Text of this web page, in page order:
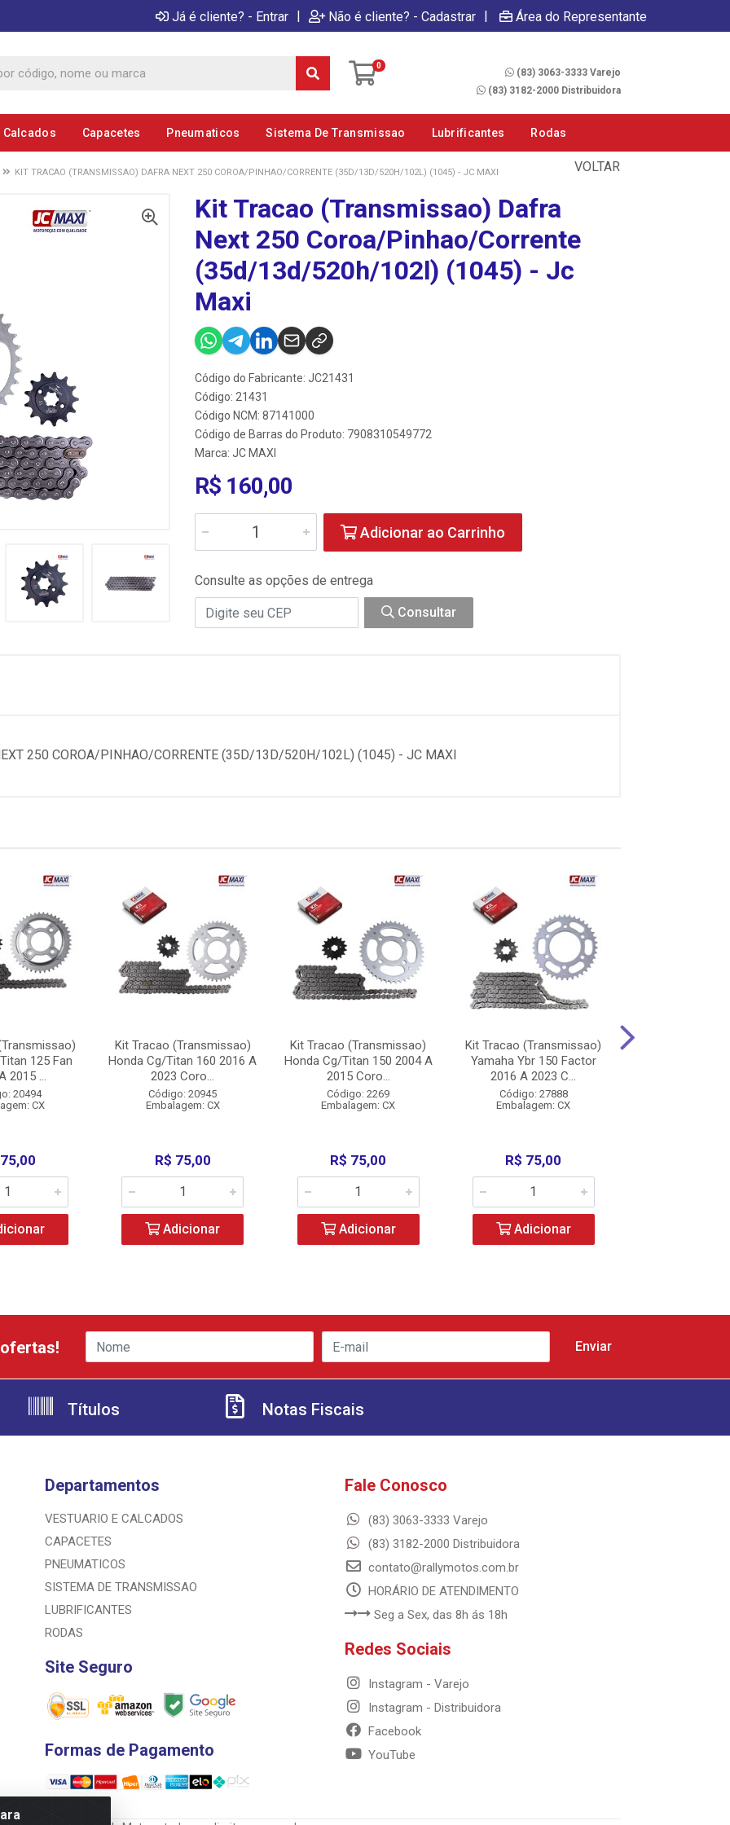
Já é cliente? - Entrar | Não é cliente? - Cadastrar | Área do Representante
0
(83) 3063-3333 Varejo
(83) 3182-2000 Distribuidora
Calcados Capacetes Pneumaticos Sistema De Transmissao Lubrificantes Rodas
VOLTAR
KIT TRACAO (TRANSMISSAO) DAFRA NEXT 250 COROA/PINHAO/CORRENTE (35D/13D/520H/102L) (1045) - JC MAXI
Kit Tracao (Transmissao) Dafra
Next 250 Coroa/Pinhao/Corrente
(35d/13d/520h/102l) (1045) - Jc
Maxi
Código do Fabricante: JC21431
Código: 21431
Código NCM: 87141000
Código de Barras do Produto: 7908310549772
Marca: JC MAXI
R$ 160,00
Adicionar ao Carrinho
Consulte as opções de entrega
Consultar
250 COROA/PINHAO/CORRENTE (35D/13D/520H/102L) (1045) - JC MAXI
125 Fan
2015 ...
20494
CX
Kit Tracao (Transmissao)
Honda Cg/Titan 160 2016 A
2023 Coro...
Código: 20945
Embalagem: CX
R$ 75,00
Adicionar
Kit Tracao (Transmissao)
Honda Cg/Titan 150 2004 A
2015 Coro...
Código: 2269
Embalagem: CX
R$ 75,00
Adicionar
Kit Tracao (Transmissao)
Yamaha Ybr 150 Factor
2016 A 2023 C...
Código: 27888
Embalagem: CX
R$ 75,00
Adicionar
Títulos Notas Fiscais
Departamentos
VESTUARIO E CALCADOS
CAPACETES
PNEUMATICOS
SISTEMA DE TRANSMISSAO
LUBRIFICANTES
RODAS
Site Seguro
Formas de Pagamento
Fale Conosco
(83) 3063-3333 Varejo
(83) 3182-2000 Distribuidora
contato@rallymotos.com.br
HORÁRIO DE ATENDIMENTO
Seg a Sex, das 8h ás 18h
Redes Sociais
Instagram - Varejo
Instagram - Distribuidora
Facebook
YouTube